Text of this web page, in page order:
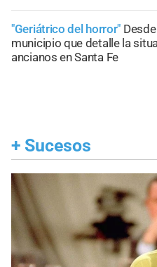
"Geriátrico del horror"
municipio que detalle la
ancianos en Santa Fe
+ Sucesos